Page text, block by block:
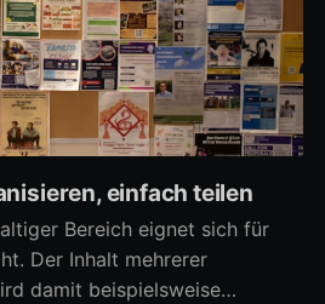
einfach teilen
Der Inhalt mehrerer
damit beispielsweise